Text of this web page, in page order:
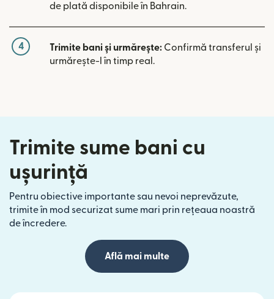
de plată disponibile în Bahrain.
4 Trimite bani și urmărește: Confirmă transferul și
urmărește-l în timp real.
Trimite sume bani cu
ușurință
Pentru obiective importante sau nevoi neprevăzute,
trimite în mod securizat sume mari prin rețeaua noastră
de încredere.
Află mai multe